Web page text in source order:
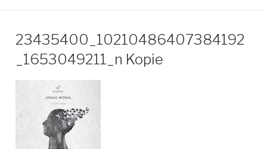
23435400_10210486407384192
_1653049211_n Kopie